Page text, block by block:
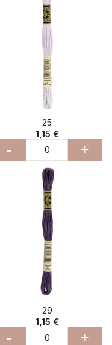
25
1,15 €
- +
29
1,15 €
- +